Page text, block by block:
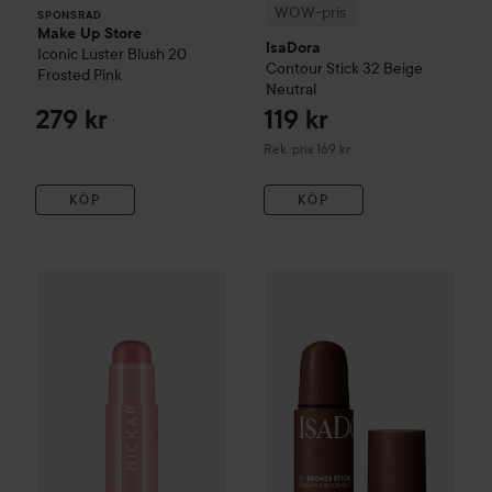
SPONSRAD
Make Up Store
Iconic Luster Blush 20
Frosted Pink
279 kr
KÖP
WOW-pris
IsaDora
Contour Stick 32 Beige
Neutral
119 kr
Rek. pris 169 kr
Rekommenderat pris 169 kr
KÖP